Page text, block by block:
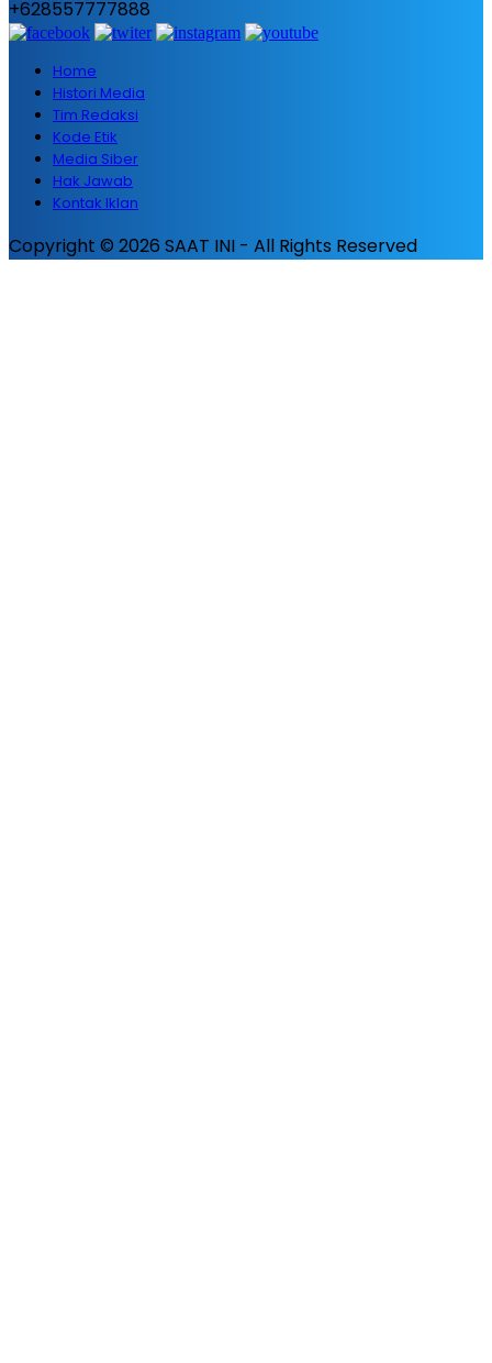
+628557777888
Home
Histori Media
Tim Redaksi
Kode Etik
Media Siber
Hak Jawab
Kontak Iklan
Copyright © 2026 SAAT INI - All Rights Reserved